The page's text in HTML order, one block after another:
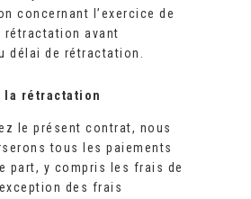
concernant l’exercice de
rétractation avant
délai de rétractation.
la rétractation
le présent contrat, nous
tous les paiements
part, y compris les frais de
des frais